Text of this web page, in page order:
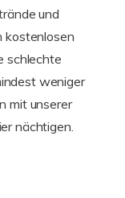
und
kostenlosen
schlechte
weniger
mit unserer
nächtigen.